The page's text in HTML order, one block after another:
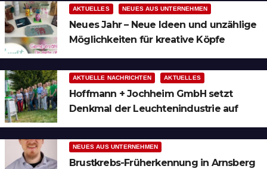
AKTUELLES NEUES AUS UNTERNEHMEN
Neues Jahr – Neue Ideen und unzählige
Möglichkeiten für kreative Köpfe
AKTUELLE NACHRICHTEN AKTUELLES
Hoffmann + Jochheim GmbH setzt
Denkmal der Leuchtenindustrie auf
NEUES AUS UNTERNEHMEN
Brustkrebs-Früherkennung in Arnsberg